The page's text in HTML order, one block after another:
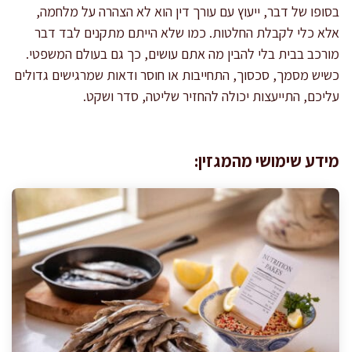
בסופו של דבר, ייעוץ עם עורך דין הוא לא הצהרה על מלחמה,
אלא כלי לקבלת החלטות. כמו שלא הייתם מתקנים לבד דבר
מורכב בבית בלי להבין מה אתם עושים, כך גם בעולם המשפטי.
כשיש מסמך, סכסוך, התחייבות או חוסר ודאות שמרגישים גדולים
עליכם, התייעצות יכולה להחזיר שליטה, סדר ושקט.
מידע שימושי מהמגזין: